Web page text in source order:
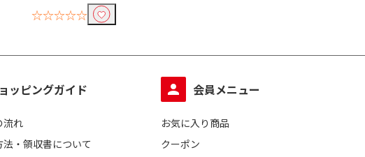
☆☆☆☆☆
ッピングガイド
流れ
法・領収書について
会員メニュー
お気に入り商品
クーポン